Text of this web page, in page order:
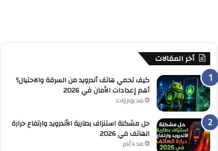
أخر المقالات
كيف تحمي هاتف أندرويد من السرقة والاحتيال؟
أهم إعدادات الأمان في 2026
منذ يوم واحد
حل مشكلة استنزاف بطارية الأندرويد وارتفاع حرارة
الهاتف في 2026
منذ 4 أيام